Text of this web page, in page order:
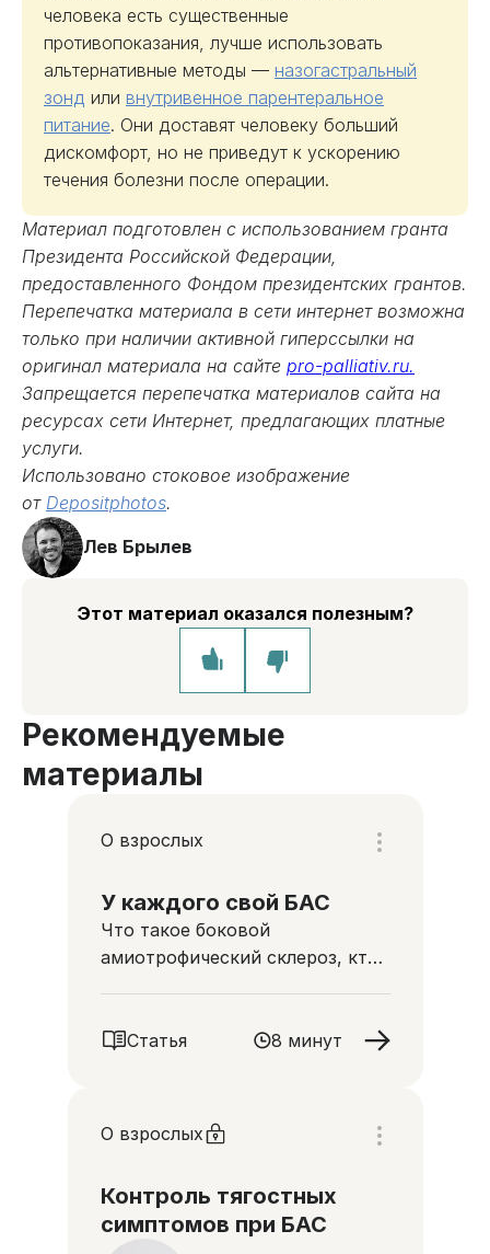
человека есть существенные
противопоказания, лучше использовать
альтернативные методы — назогастральный
зонд или внутривенное парентеральное
питание. Они доставят человеку больший
дискомфорт, но не приведут к ускорению
течения болезни после операции.
Материал подготовлен с использованием гранта
Президента Российской Федерации,
предоставленного Фондом президентских грантов.
Перепечатка материала в сети интернет возможна
только при наличии активной гиперссылки на
оригинал материала на сайте pro-palliativ.ru.
Запрещается перепечатка материалов сайта на
ресурсах сети Интернет, предлагающих платные
услуги.
Использовано стоковое изображение
от Depositphotos.
Лев Брылев
Этот материал оказался полезным?
Рекомендуемые
материалы
О взрослых
У каждого свой БАС
Что такое боковой
амиотрофический склероз, кто
качество жизни при БАС
Статья 8 минут
О взрослых
Контроль тягостных
симптомов при БАС